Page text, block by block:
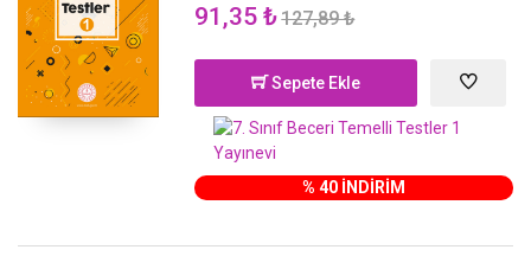
91,35 ₺127,89 ₺
Sepete Ekle
% 40 İNDİRİM